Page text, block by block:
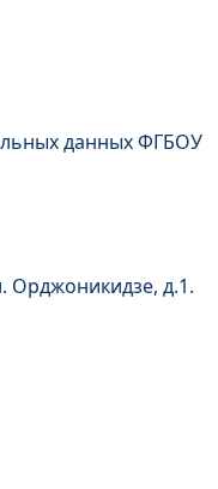
данных ФГБОУ
Орджоникидзе, д.1.